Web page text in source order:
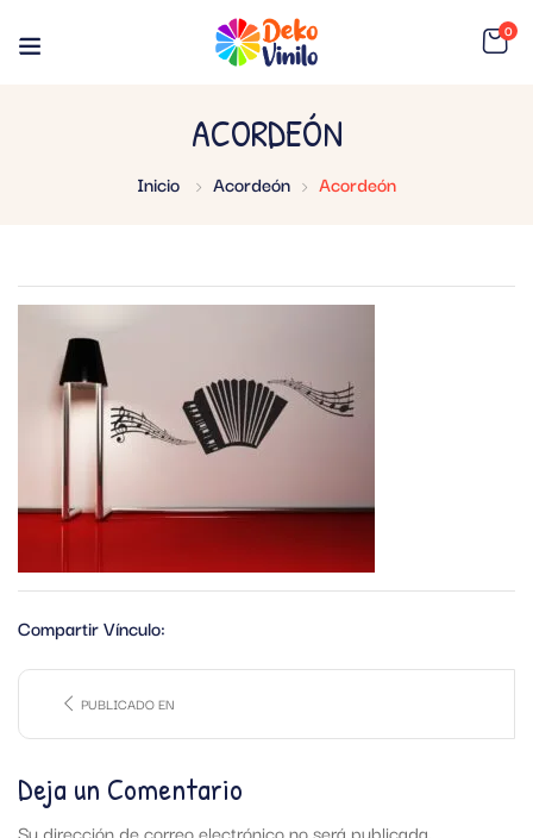
0
ACORDEÓN
Inicio Acordeón Acordeón
Compartir Vínculo:
PUBLICADO EN
Deja un Comentario
Su dirección de correo electrónico no será publicada.